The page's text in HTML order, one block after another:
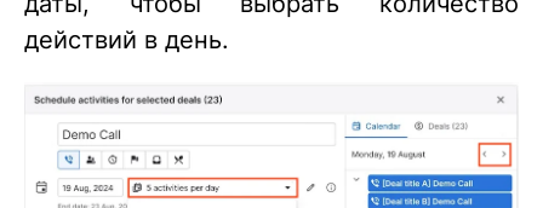
действий в день.